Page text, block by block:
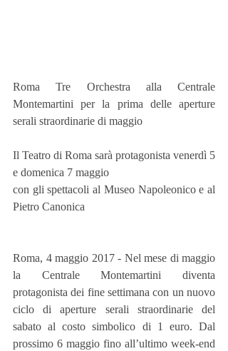
Roma Tre Orchestra alla Centrale
Montemartini per la prima delle aperture
serali straordinarie di maggio
Il Teatro di Roma sarà protagonista venerdì 5
e domenica 7 maggio
con gli spettacoli al Museo Napoleonico e al
Pietro Canonica
Roma, 4 maggio 2017 - Nel mese di maggio
la Centrale Montemartini diventa
protagonista dei fine settimana con un nuovo
ciclo di aperture serali straordinarie del
sabato al costo simbolico di 1 euro. Dal
prossimo 6 maggio fino all’ultimo week-end